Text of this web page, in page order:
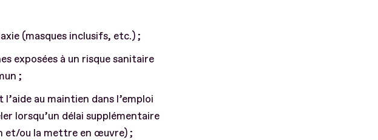
(masques inclusifs, etc.) ;
exposées à un risque sanitaire
;
au maintien dans l’emploi
lorsqu’un délai supplémentaire
et/ou la mettre en œuvre) ;